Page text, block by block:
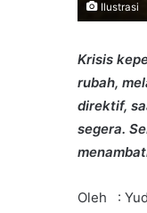
Ilustrasi
Krisis
rubah,
direktif,
segera.
Oleh :